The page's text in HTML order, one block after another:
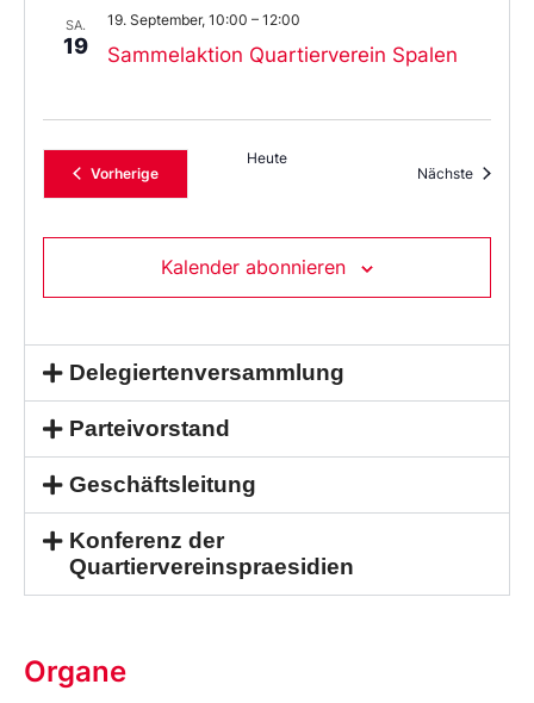
SA.
19 Sammelaktion Quartierverein Spalen
19. September, 10:00 – 12:00
VorherigeVeranstaltungen
Heute
Nächste
Kalender abonnieren
Delegiertenversammlung
Parteivorstand
Geschäftsleitung
Konferenz der
Quartiervereinspraesidien
Organe